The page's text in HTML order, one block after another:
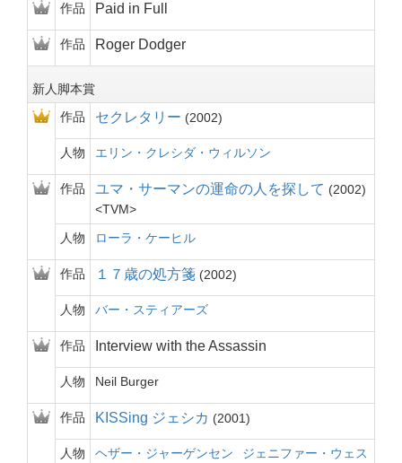
作品 Paid in Full
作品 Roger Dodger
新人脚本賞
作品
セクレタリー 2002
人物 エリン・クレシダ・ウィルソン
作品 ユマ・サーマンの運命の人を探して
2002
TVM
人物
ローラ・ケーヒル
作品 １７歳の処方箋 2002
人物 バー・スティアーズ
作品 Interview with the Assassin
人物 Neil Burger
作品 KISSing ジェシカ 2001
人物 ヘザー・ジャーゲンセン
ジェニファー・ウェス